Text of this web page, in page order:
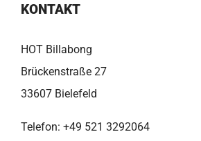
KONTAKT
HOT Billabong
Brückenstraße 27
33607 Bielefeld
Telefon: +49 521 3292064